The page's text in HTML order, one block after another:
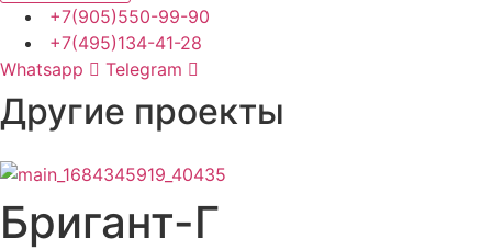
+7(905)550-99-90
+7(495)134-41-28
Whatsapp
Telegram
Другие проекты
Бригант-Г